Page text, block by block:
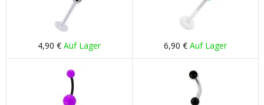
4,90 € Auf Lager 6,90 € Auf Lager